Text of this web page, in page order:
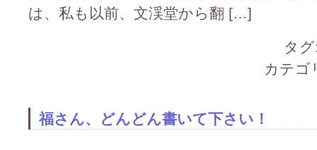
は、私も以前、文渓堂から翻 […]
タ
カテゴ
福さん、どんどん書いて下さい！